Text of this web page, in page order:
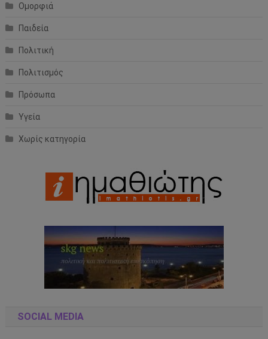
Ομορφιά
Παιδεία
Πολιτική
Πολιτισμός
Πρόσωπα
Υγεία
Χωρίς κατηγορία
SOCIAL MEDIA